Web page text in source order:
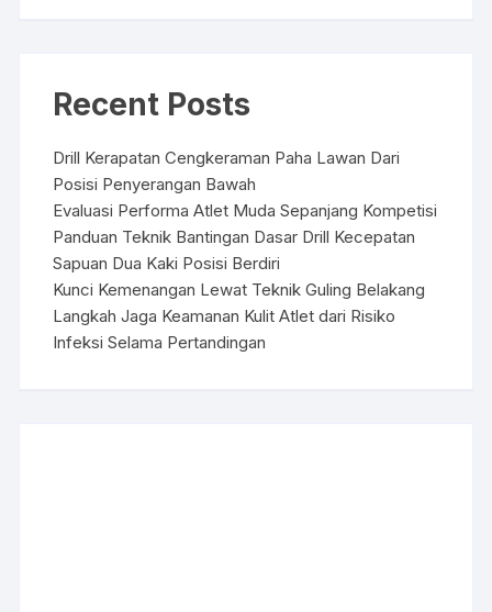
Recent Posts
Drill Kerapatan Cengkeraman Paha Lawan Dari
Posisi Penyerangan Bawah
Evaluasi Performa Atlet Muda Sepanjang Kompetisi
Panduan Teknik Bantingan Dasar Drill Kecepatan
Sapuan Dua Kaki Posisi Berdiri
Kunci Kemenangan Lewat Teknik Guling Belakang
Langkah Jaga Keamanan Kulit Atlet dari Risiko
Infeksi Selama Pertandingan